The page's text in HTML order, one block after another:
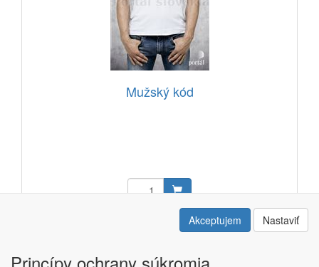
Mužský kód
16,77 EURAkceptujem Nastaviť